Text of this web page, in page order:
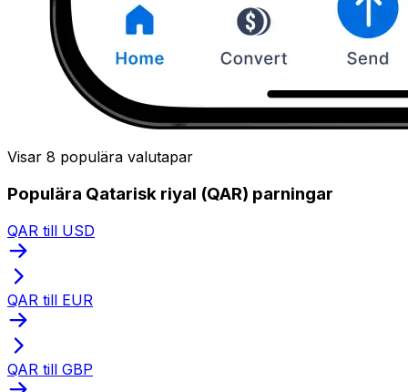
Visar 8 populära valutapar
Populära Qatarisk riyal (QAR) parningar
QAR till USD
QAR till EUR
QAR till GBP